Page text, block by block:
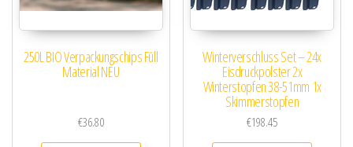
250L BIO Verpackungschips Füll
Material NEU
€36.80
Winterverschluss Set – 24x
Eisdruckpolster 2x
Winterstopfen 38-51mm 1x
Skimmerstopfen
€198.45